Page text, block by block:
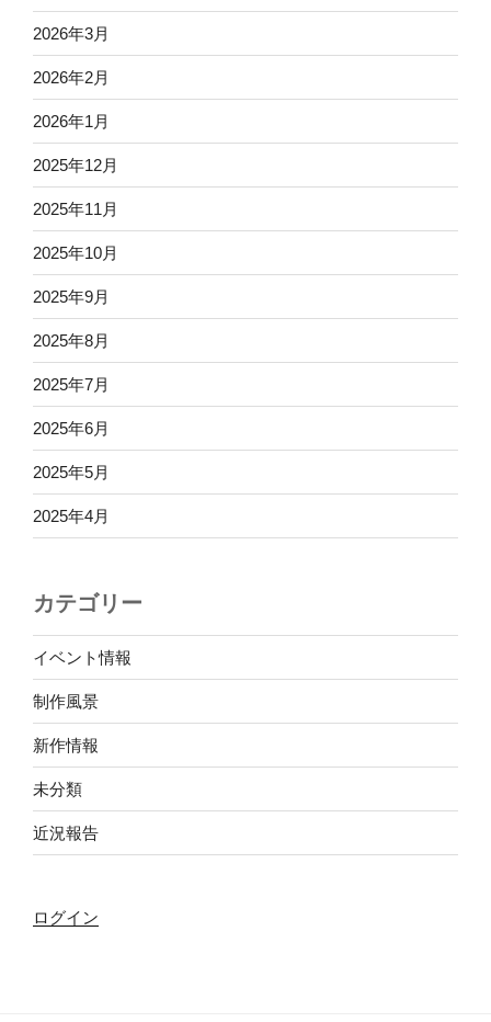
2026年3月
2026年2月
2026年1月
2025年12月
2025年11月
2025年10月
2025年9月
2025年8月
2025年7月
2025年6月
2025年5月
2025年4月
カテゴリー
イベント情報
制作風景
新作情報
未分類
近況報告
ログイン